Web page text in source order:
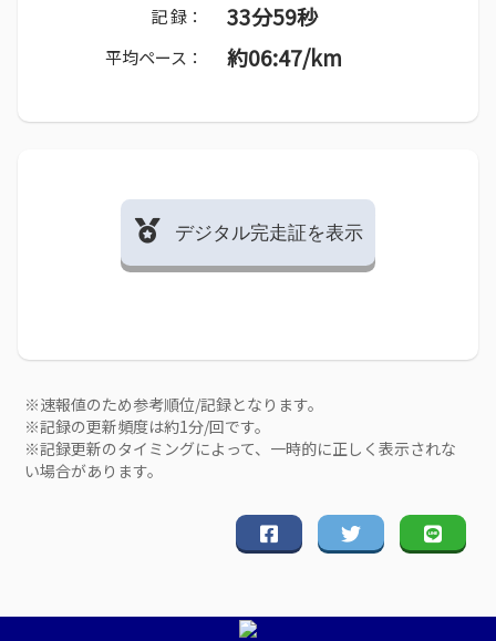
記 録： 33分59秒
平均ペース： 約06:47/km
デジタル完走証を表示
※速報値のため参考順位/記録となります。
※記録の更新頻度は約1分/回です。
※記録更新のタイミングによって、一時的に正しく表示されな
い場合があります。